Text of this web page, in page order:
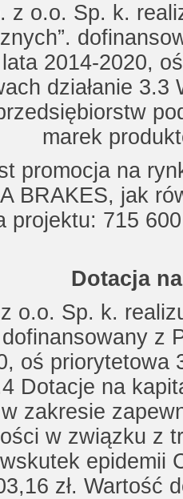
z o.o. Sp. k.
2014-2020,
działanie
marek
promocja na
BRAKES, jak
projektu: 715
Dotacja
o.o. Sp. k.
z
oś priorytetowa
Dotacje na
zakresie
w związku z
epidemii
zł. Wartość